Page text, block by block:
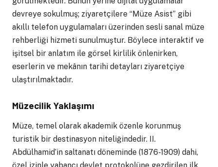
devreye sokulmuş; ziyaretçilere “Müze Asist” gibi
akıllı telefon uygulamaları üzerinden sesli sanal müze
rehberliği hizmeti sunulmuştur. Böylece interaktif ve
işitsel bir anlatım ile görsel kirlilik önlenirken,
eserlerin ve mekânın tarihi detayları ziyaretçiye
ulaştırılmaktadır.
Müzecilik Yaklaşımı
Müze, temel olarak akademik özenle korunmuş
turistik bir destinasyon niteliğindedir. II.
Abdülhamid’in saltanatı döneminde (1876-1909) dahi,